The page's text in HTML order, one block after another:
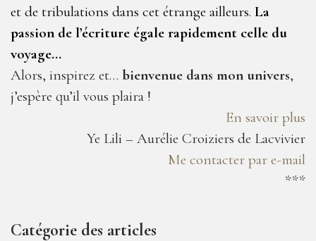
et de tribulations dans cet étrange ailleurs. La
passion de l’écriture égale rapidement celle du
voyage…
Alors, inspirez et… bienvenue dans mon univers,
j’espère qu’il vous plaira !
En savoir plus
Ye Lili – Aurélie Croiziers de Lacvivier
Me contacter par e-mail
***
Catégorie des articles